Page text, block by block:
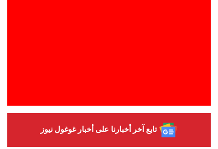
تابع آخر أخبارنا على أخبار غوغول نيوز